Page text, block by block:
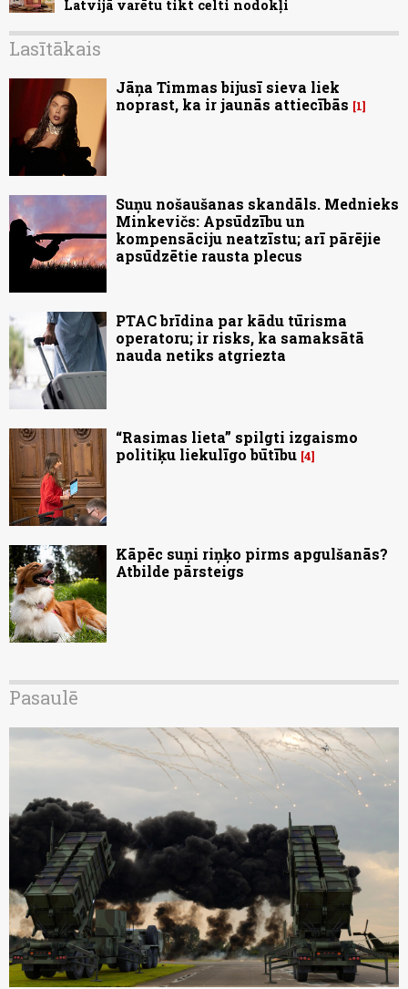
Latvijā varētu tikt celti nodokļi
Lasītākais
Jāņa Timmas bijusī sieva liek
noprast, ka ir jaunās attiecībās
1
Suņu nošaušanas skandāls. Mednieks
Minkevičs: Apsūdzību un
kompensāciju neatzīstu; arī pārējie
apsūdzētie rausta plecus
PTAC brīdina par kādu tūrisma
operatoru; ir risks, ka samaksātā
nauda netiks atgriezta
“Rasimas lieta” spilgti izgaismo
politiķu liekulīgo būtību 4
Kāpēc suņi riņķo pirms apgulšanās?
Atbilde pārsteigs
Pasaulē